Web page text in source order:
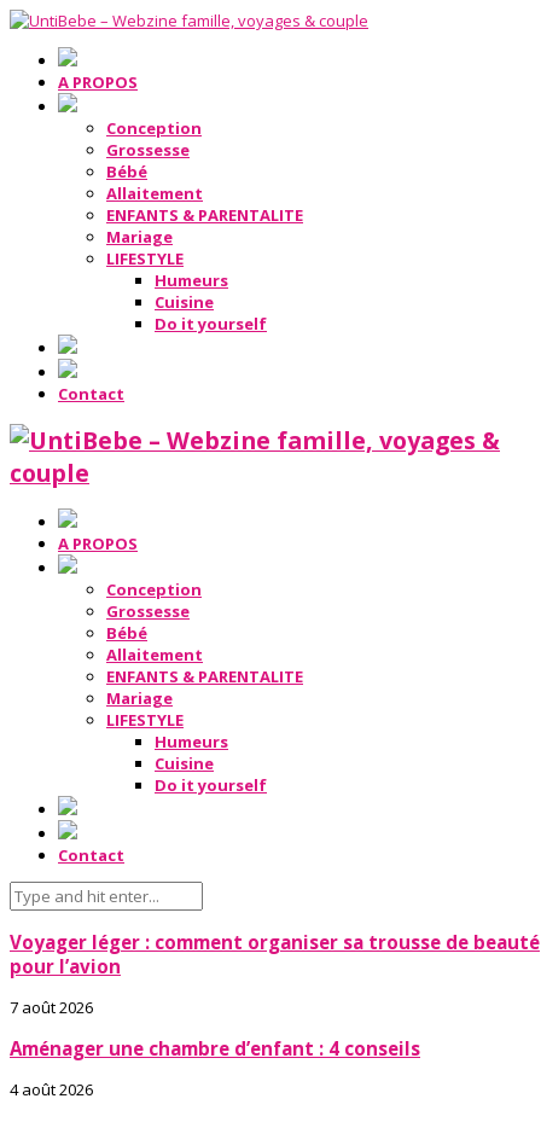
A PROPOS
Conception
Grossesse
Bébé
Allaitement
ENFANTS & PARENTALITE
Mariage
LIFESTYLE
Humeurs
Cuisine
Do it yourself
Contact
A PROPOS
Conception
Grossesse
Bébé
Allaitement
ENFANTS & PARENTALITE
Mariage
LIFESTYLE
Humeurs
Cuisine
Do it yourself
Contact
Voyager léger : comment organiser sa trousse de beauté
pour l’avion
7 août 2026
Aménager une chambre d’enfant : 4 conseils
4 août 2026